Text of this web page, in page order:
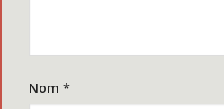
Nom *